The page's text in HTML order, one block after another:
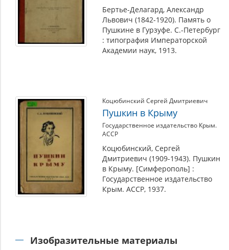
Бертье-Делагард, Александр
Львович (1842-1920). Память о
Пушкине в Гурзуфе. С.-Петербург
: типография Императорской
Академии наук, 1913.
Коцюбинский Сергей Дмитриевич
Пушкин в Крыму
Государственное издательство Крым.
АССР
Коцюбинский, Сергей
Дмитриевич (1909-1943). Пушкин
в Крыму. [Симферополь] :
Государственное издательство
Крым. АССР, 1937.
Изобразительные материалы